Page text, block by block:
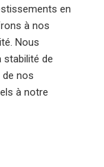
en
à nos
Nous
stabilité de
de nos
à notre